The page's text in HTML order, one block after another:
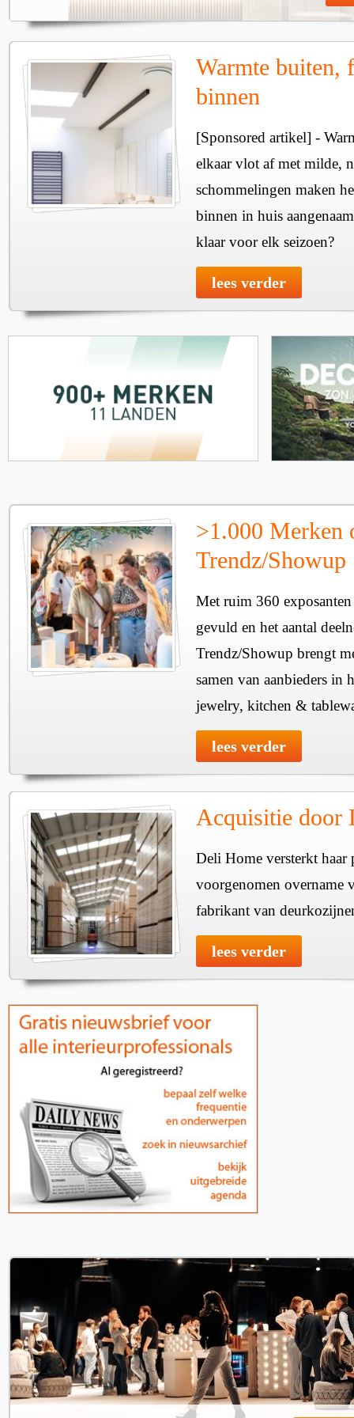
Warmte buiten,
binnen
[Sponsored artikel] -
elkaar vlot af met milde,
schommelingen maken
binnen in huis
klaar voor elk seizoen?
lees verder
>1.000 Merken
Trendz/Showup
Met ruim 360
gevuld en het aantal
Trendz/Showup brengt
samen van aanbieders in
jewelry, kitchen &
lees verder
Acquisitie door
Deli Home versterkt haar
voorgenomen overname
fabrikant van
lees verder